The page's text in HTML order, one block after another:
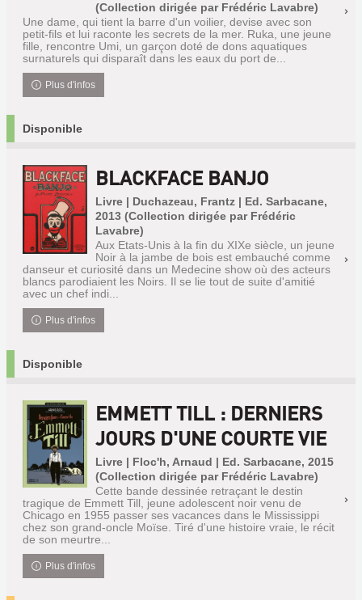
(Collection dirigée par Frédéric Lavabre)
Une dame, qui tient la barre d'un voilier, devise avec son
petit-fils et lui raconte les secrets de la mer. Ruka, une jeune
fille, rencontre Umi, un garçon doté de dons aquatiques
surnaturels qui disparaît dans les eaux du port de...
Plus d'infos
Disponible
BLACKFACE BANJO
Livre | Duchazeau, Frantz | Ed. Sarbacane,
2013 (Collection dirigée par Frédéric
Lavabre)
Aux Etats-Unis à la fin du XIXe siècle, un jeune
Noir à la jambe de bois est embauché comme
danseur et curiosité dans un Medecine show où des acteurs
blancs parodiaient les Noirs. Il se lie tout de suite d'amitié
avec un chef indi...
Plus d'infos
Disponible
EMMETT TILL : DERNIERS
JOURS D'UNE COURTE VIE
Livre | Floc'h, Arnaud | Ed. Sarbacane, 2015
(Collection dirigée par Frédéric Lavabre)
Cette bande dessinée retraçant le destin
tragique de Emmett Till, jeune adolescent noir venu de
Chicago en 1955 passer ses vacances dans le Mississippi
chez son grand-oncle Moïse. Tiré d'une histoire vraie, le récit
de son meurtre...
Plus d'infos